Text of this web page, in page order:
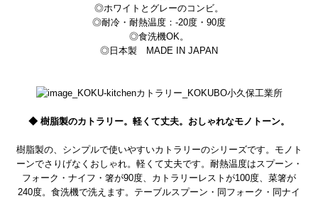
◎ホワイトとグレーのコンビ。
◎耐冷・耐熱温度：-20度・90度
◎食洗機OK。
◎日本製 MADE IN JAPAN
◆ 樹脂製のカトラリー。軽くて丈夫。おしゃれなモノトーン。
樹脂製の、シンプルで使いやすいカトラリーのシリーズです。モノト
ーンでさりげなくおしゃれ。軽くて丈夫です。耐熱温度はスプーン・
フォーク・ナイフ・箸が90度、カトラリーレストが100度、菜箸が
240度。食洗機で洗えます。テーブルスプーン・同フォーク・同ナイ